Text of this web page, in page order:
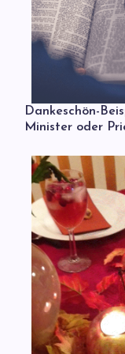
Dankeschön-
Minister oder